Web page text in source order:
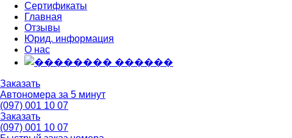
Сертификаты
Главная
Отзывы
Юрид. информация
О нас
Заказать
Автономера за 5 минут
(097) 001 10 07
Заказать
(097) 001 10 07